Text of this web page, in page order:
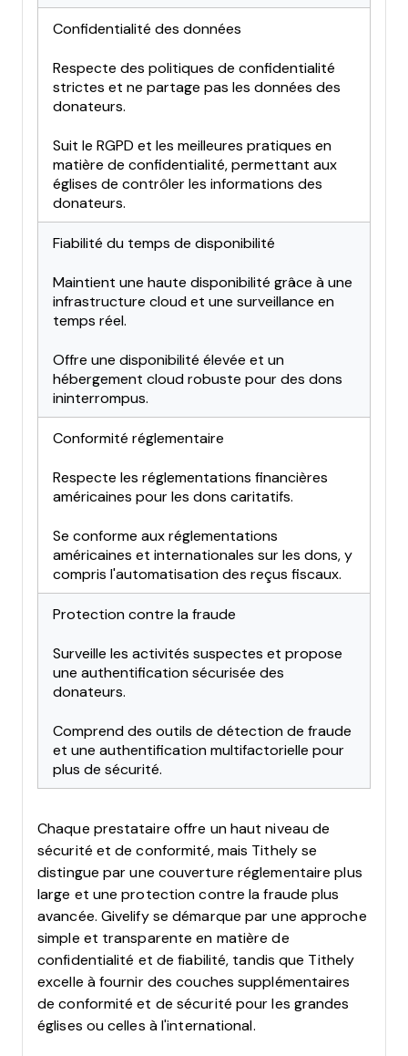
Confidentialité des données
Respecte des politiques de confidentialité
strictes et ne partage pas les données des
donateurs.
Suit le RGPD et les meilleures pratiques en
matière de confidentialité, permettant aux
églises de contrôler les informations des
donateurs.
Fiabilité du temps de disponibilité
Maintient une haute disponibilité grâce à une
infrastructure cloud et une surveillance en
temps réel.
Offre une disponibilité élevée et un
hébergement cloud robuste pour des dons
ininterrompus.
Conformité réglementaire
Respecte les réglementations financières
américaines pour les dons caritatifs.
Se conforme aux réglementations
américaines et internationales sur les dons, y
compris l'automatisation des reçus fiscaux.
Protection contre la fraude
Surveille les activités suspectes et propose
une authentification sécurisée des
donateurs.
Comprend des outils de détection de fraude
et une authentification multifactorielle pour
plus de sécurité.
Chaque prestataire offre un haut niveau de
sécurité et de conformité, mais Tithely se
distingue par une couverture réglementaire plus
large et une protection contre la fraude plus
avancée. Givelify se démarque par une approche
simple et transparente en matière de
confidentialité et de fiabilité, tandis que Tithely
excelle à fournir des couches supplémentaires
de conformité et de sécurité pour les grandes
églises ou celles à l'international.